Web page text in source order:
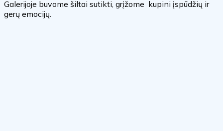
Galerijoje buvome šiltai sutikti, grįžome kupini įspūdžių ir
gerų emocijų.